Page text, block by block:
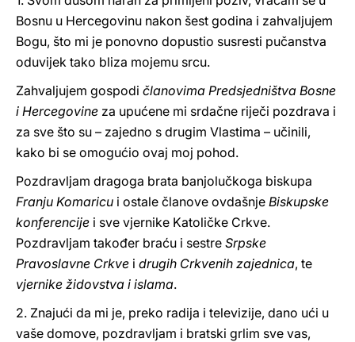
Bosnu u Hercegovinu nakon šest godina i zahvaljujem
Bogu, što mi je ponovno dopustio susresti pučanstva
oduvijek tako bliza mojemu srcu.
Zahvaljujem gospodi članovima Predsjedništva Bosne
i Hercegovine za upućene mi srdačne riječi pozdrava i
za sve što su – zajedno s drugim Vlastima – učinili,
kako bi se omogućio ovaj moj pohod.
Pozdravljam dragoga brata banjolučkoga biskupa
Franju Komaricu i ostale članove ovdašnje Biskupske
konferencije i sve vjernike Katoličke Crkve.
Pozdravljam također braću i sestre Srpske
Pravoslavne Crkve i drugih Crkvenih zajednica, te
vjernike židovstva i islama.
2. Znajući da mi je, preko radija i televizije, dano ući u
vaše domove, pozdravljam i bratski grlim sve vas,